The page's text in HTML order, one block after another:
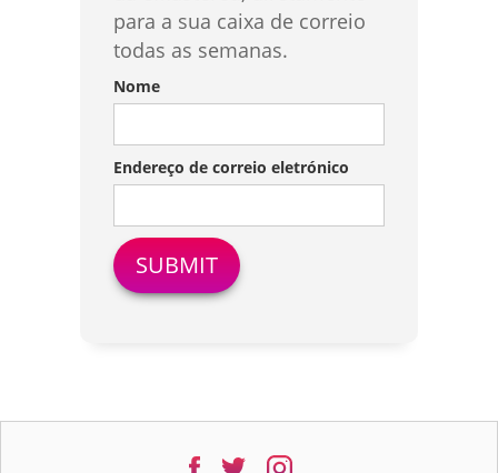
para a sua caixa de correio
todas as semanas.
Nome
Endereço de correio eletrónico